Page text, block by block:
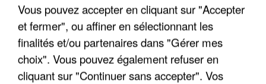
APRÈS TOUTES CES CANICULES, LES REFUGES
DE FAUNE SAUVAGE SONT...
Vous pouvez accepter en cliquant sur "Accepter
et fermer", ou affiner en sélectionnant les
finalités et/ou partenaires dans "Gérer mes
choix". Vous pouvez également refuser en
cliquant sur "Continuer sans accepter". Vos